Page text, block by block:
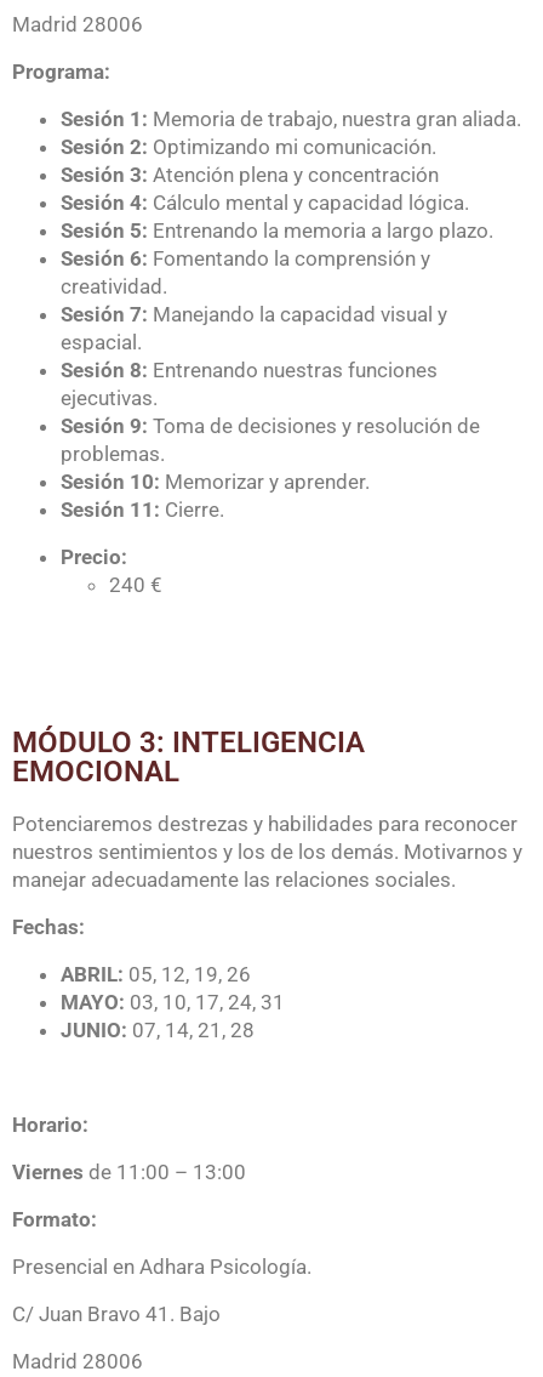
Madrid 28006
Programa:
Sesión 1: Memoria de trabajo, nuestra gran aliada.
Sesión 2: Optimizando mi comunicación.
Sesión 3: Atención plena y concentración
Sesión 4: Cálculo mental y capacidad lógica.
Sesión 5: Entrenando la memoria a largo plazo.
Sesión 6: Fomentando la comprensión y
creatividad.
Sesión 7: Manejando la capacidad visual y
espacial.
Sesión 8: Entrenando nuestras funciones
ejecutivas.
Sesión 9: Toma de decisiones y resolución de
problemas.
Sesión 10: Memorizar y aprender.
Sesión 11: Cierre.
Precio:
240 €
MÓDULO 3: INTELIGENCIA
EMOCIONAL
Potenciaremos destrezas y habilidades para reconocer
nuestros sentimientos y los de los demás. Motivarnos y
manejar adecuadamente las relaciones sociales.
Fechas:
ABRIL: 05, 12, 19, 26
MAYO: 03, 10, 17, 24, 31
JUNIO: 07, 14, 21, 28
Horario:
Viernes de 11:00 – 13:00
Formato:
Presencial en Adhara Psicología.
C/ Juan Bravo 41. Bajo
Madrid 28006